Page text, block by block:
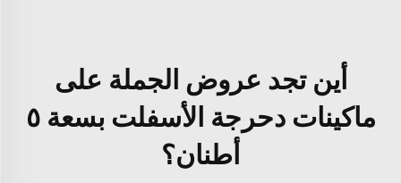
أين تجد عروض الجملة على
ماكينات دحرجة الأسفلت بسعة ٥
أطنان؟